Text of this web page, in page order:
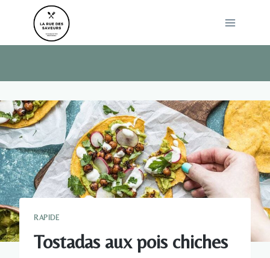
RAPIDE
Tostadas aux pois chiches